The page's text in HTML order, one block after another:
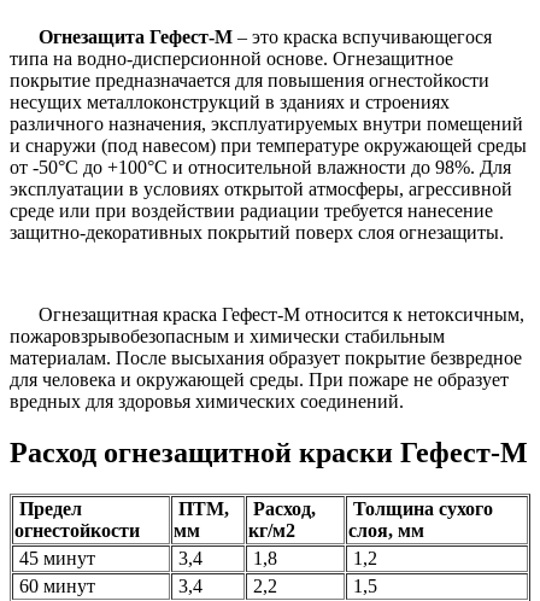
Огнезащита Гефест-М – это краска вспучивающегося
типа на водно-дисперсионной основе. Огнезащитное
покрытие предназначается для повышения огнестойкости
несущих металлоконструкций в зданиях и строениях
различного назначения, эксплуатируемых внутри помещений
и снаружи (под навесом) при температуре окружающей среды
от -50°С до +100°С и относительной влажности до 98%. Для
эксплуатации в условиях открытой атмосферы, агрессивной
среде или при воздействии радиации требуется нанесение
защитно-декоративных покрытий поверх слоя огнезащиты.
Огнезащитная краска Гефест-М относится к нетоксичным,
пожаровзрывобезопасным и химически стабильным
материалам. После высыхания образует покрытие безвредное
для человека и окружающей среды. При пожаре не образует
вредных для здоровья химических соединений.
Расход огнезащитной краски Гефест-М
Предел
огнестойкости
ПТМ,
мм
Расход,
кг/м2
Толщина сухого
слоя, мм
45 минут
3,4 1,8
1,2
60 минут
3,4 2,2
1,5